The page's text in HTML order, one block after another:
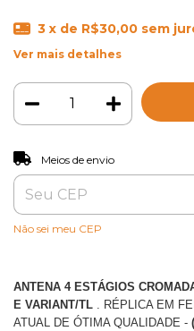
3 x de R$30,00 sem
Ver mais detalhes
Entregas para o CEP:
Meios de envio
Não sei meu CEP
ANTENA 4 ESTÁGIOS
E VARIANT/TL . RÉPLICA EM
ATUAL DE ÓTIMA QUALIDADE -